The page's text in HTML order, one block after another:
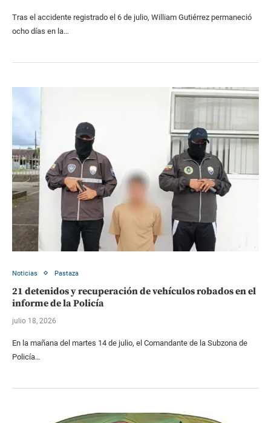
Tras el accidente registrado el 6 de julio, William Gutiérrez permaneció
ocho días en la…
Noticias Pastaza
21 detenidos y recuperación de vehículos robados en el
informe de la Policía
julio 18, 2026
En la mañana del martes 14 de julio, el Comandante de la Subzona de
Policía…